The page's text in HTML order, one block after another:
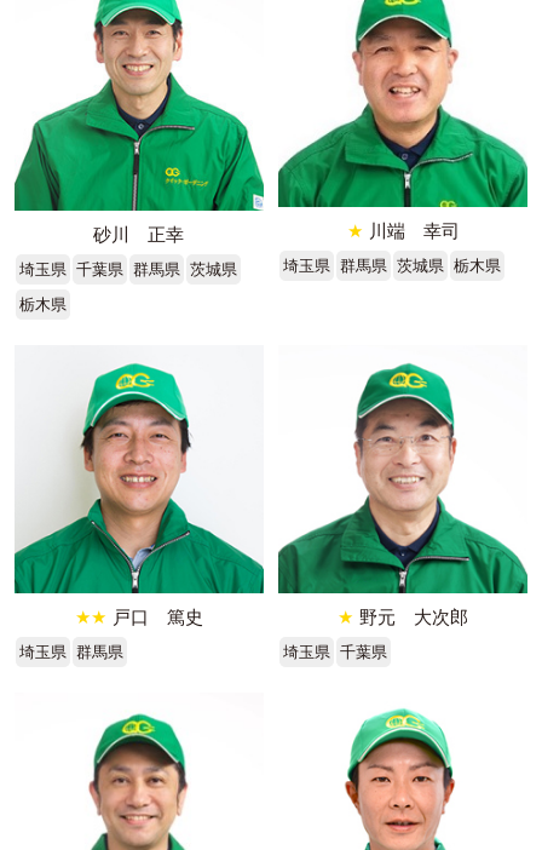
砂川 正幸
埼玉県 千葉県 群馬県 茨城県
栃木県
★ 川端 幸司
埼玉県 群馬県 茨城県 栃木県
★★ 戸口 篤史
埼玉県 群馬県
★ 野元 大次郎
埼玉県 千葉県